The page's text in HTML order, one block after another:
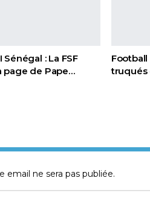
Sénégal : La FSF
page de Pape…
truqués
email ne sera pas publiée.